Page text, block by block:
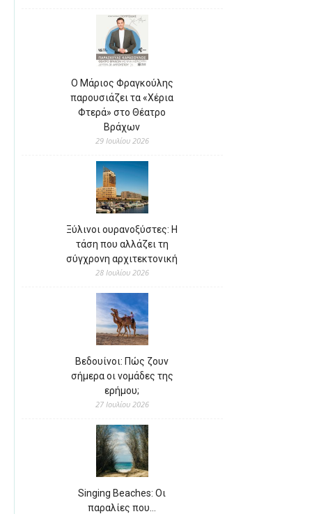
Ο Μάριος Φραγκούλης
παρουσιάζει τα «Χέρια
Φτερά» στο Θέατρο
Βράχων
29 Ιουλίου 2026
Ξύλινοι ουρανοξύστες: Η
τάση που αλλάζει τη
σύγχρονη αρχιτεκτονική
28 Ιουλίου 2026
Βεδουίνοι: Πώς ζουν
σήμερα οι νομάδες της
ερήμου;
27 Ιουλίου 2026
Singing Beaches: Οι
παραλίες που…